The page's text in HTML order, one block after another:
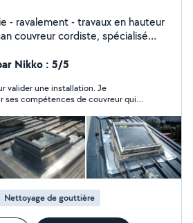
- ravalement - travaux en hauteur
couverture): Nettoyage
- demoussage, traitement
de vitres en
ou ciment Travaux de
- audit / expertise
assurances décennale
couverture. Site web https://haut.la/
Nikko : 5/5
valider une installation. Je
ses compétences de couvreur qui
Nettoyage de gouttière